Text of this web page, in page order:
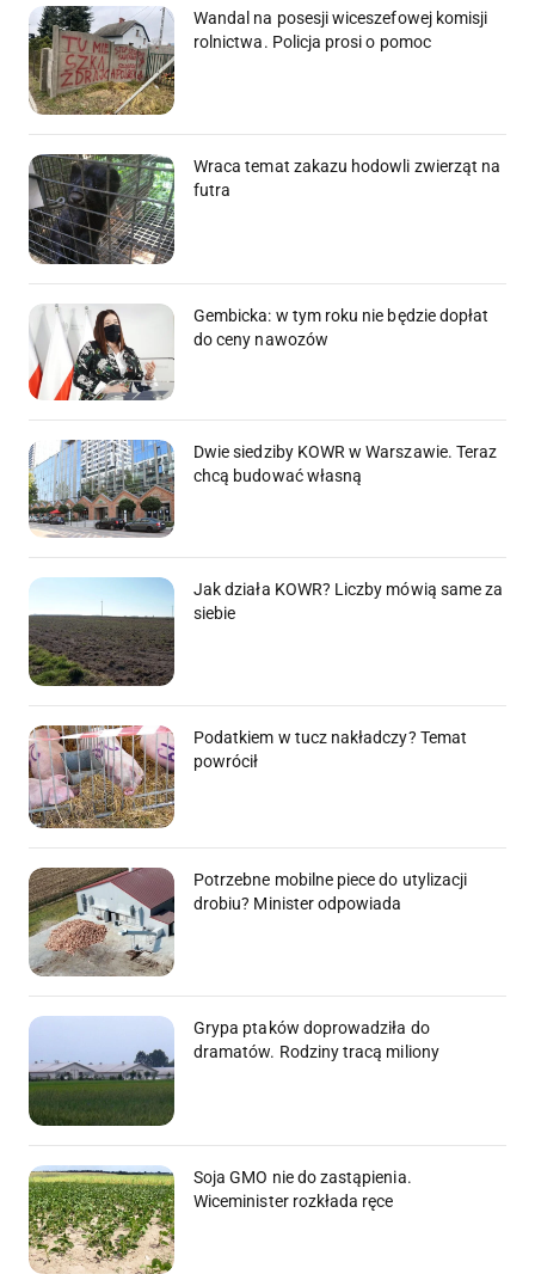
Wandal na posesji wiceszefowej komisji
rolnictwa. Policja prosi o pomoc
Wraca temat zakazu hodowli zwierząt na
futra
Gembicka: w tym roku nie będzie dopłat
do ceny nawozów
Dwie siedziby KOWR w Warszawie. Teraz
chcą budować własną
Jak działa KOWR? Liczby mówią same za
siebie
Podatkiem w tucz nakładczy? Temat
powrócił
Potrzebne mobilne piece do utylizacji
drobiu? Minister odpowiada
Grypa ptaków doprowadziła do
dramatów. Rodziny tracą miliony
Soja GMO nie do zastąpienia.
Wiceminister rozkłada ręce